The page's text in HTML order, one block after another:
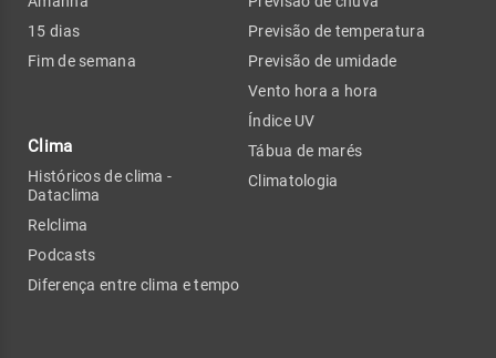
15 dias
Fim de semana
Clima
Históricos de clima -
Dataclima
Relclima
Podcasts
Diferença entre clima e tempo
Previsão de temperatura
Previsão de umidade
Vento hora a hora
Índice UV
Tábua de marés
Climatologia